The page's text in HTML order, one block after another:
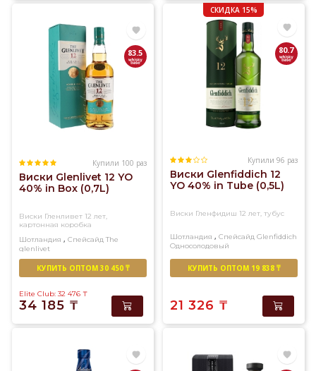
83.5
Купили 100 раз
Виски Glenlivet 12 YO
40% in Box (0,7L)
Виски Гленливет 12 лет,
картонная коробка
Шотландия , Спейсайд The
glenlivet
Односолодовый
КУПИТЬ ОПТОМ 30 450 ₸
Elite Club: 32 476 ₸
34 185 ₸
СКИДКА 15%
80.7
Купили 96 раз
Виски Glenfiddich 12
YO 40% in Tube (0,5L)
Виски Гленфидиш 12 лет, тубус
Шотландия , Спейсайд Glenfiddich
Односолодовый
КУПИТЬ ОПТОМ 19 838 ₸
21 326 ₸